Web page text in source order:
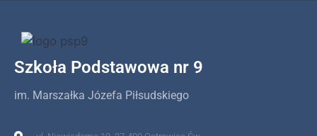
Szkoła Podstawowa nr 9
im. Marszałka Józefa Piłsudskiego